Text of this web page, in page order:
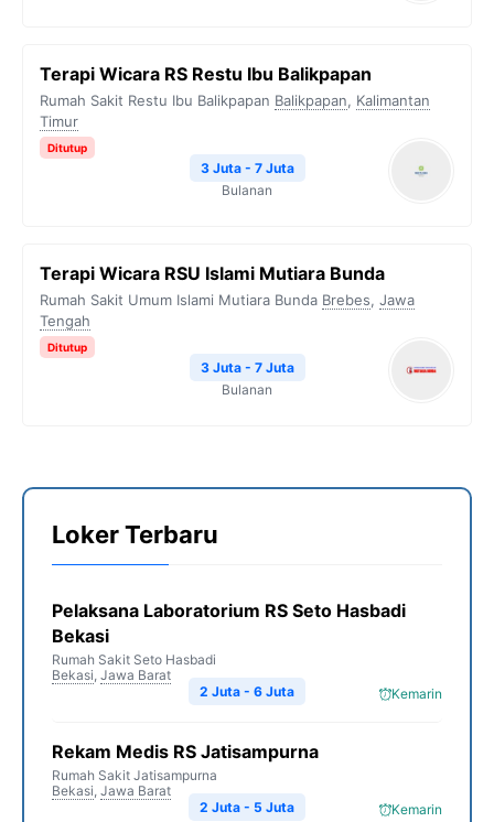
Terapi Wicara RS Restu Ibu Balikpapan
Rumah Sakit Restu Ibu Balikpapan Balikpapan, Kalimantan
Timur
Ditutup
3 Juta - 7 Juta
Bulanan
Terapi Wicara RSU Islami Mutiara Bunda
Rumah Sakit Umum Islami Mutiara Bunda Brebes, Jawa
Tengah
Ditutup
3 Juta - 7 Juta
Bulanan
Loker Terbaru
Pelaksana Laboratorium RS Seto Hasbadi
Bekasi
Rumah Sakit Seto Hasbadi
Bekasi, Jawa Barat
Kemarin
2 Juta - 6 Juta
Rekam Medis RS Jatisampurna
Rumah Sakit Jatisampurna
Bekasi, Jawa Barat
Kemarin
2 Juta - 5 Juta